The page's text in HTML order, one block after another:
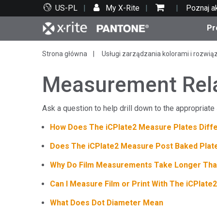
US-PL My X-Rite Poznaj
Top produkty
Druk i opakowania
Wsparcie techniczne
Zasoby edukacyjne
Strona główna Usługi zarządzania kolorami i
Measurement
Ask a question to help drill down to the appropriate
How Does The iCPlate2 Measure Plates
Does The iCPlate2 Measure Post Baked
Why Do Film Measurements Take Longer
Can I Measure Film or Print With The iCPlate2
What Does Dot Diameter Mean